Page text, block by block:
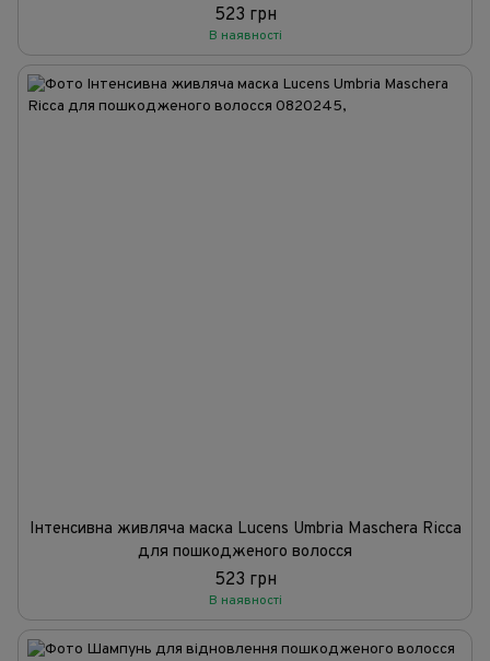
523 грн
В наявності
Інтенсивна живляча маска Lucens Umbria Maschera Ricca
для пошкодженого волосся
523 грн
В наявності